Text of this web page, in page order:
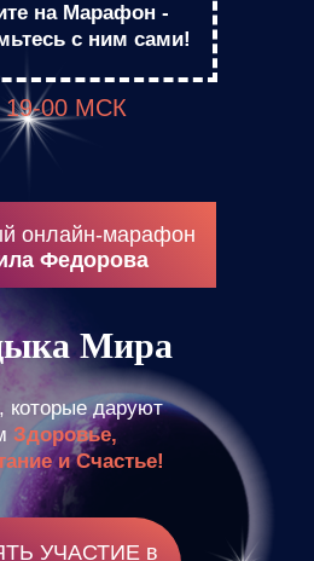
Мира
которые даруют
Здоровье,
и Счастье!
онлайн-марафон
Федорова
на Марафон -
с ним сами!
УЧАСТИЕ в
19-00 МСК